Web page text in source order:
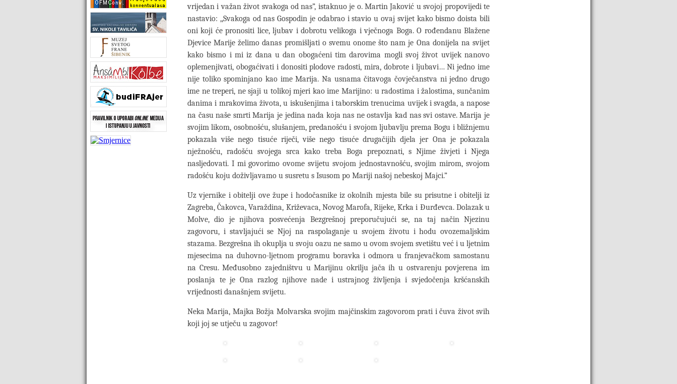
vrijedan i važan život svakoga od nas”, istaknuo je o. Martin Jaković u svojoj propovijedi te
nastavio: ,,Svakoga od nas Gospodin je odabrao i stavio u ovaj svijet kako bismo doista bili
oni koji će pronositi lice, ljubav i dobrotu velikoga i vječnoga Boga. O rođendanu Blažene
Djevice Marije želimo danas promišljati o svemu onome što nam je Ona donijela na svijet
kako bismo i mi iz dana u dan obogaćeni tim darovima mogli svoj život uvijek nanovo
oplemenjivati, obogaćivati i donositi plodove radosti, mira, dobrote i ljubavi… Ni jedno ime
nije toliko spominjano kao ime Marija. Na usnama čitavoga čovječanstva ni jedno drugo
ime ne treperi, ne sjaji u tolikoj mjeri kao ime Marijino: u radostima i žalostima, sunčanim
danima i mrakovima života, u iskušenjima i taborskim trenucima uvijek i svagda, a napose
na času naše smrti Marija je jedina nada koja nas ne ostavlja kad nas svi ostave. Marija je
svojim likom, osobnošću, slušanjem, predanošću i svojom ljubavlju prema Bogu i bližnjemu
pokazala više nego tisuće riječi, više nego tisuće drugačijih djela jer Ona je pokazala
nježnošću, radošću svojega srca kako treba Boga prepoznati, s Njime živjeti i Njega
nasljedovati. I mi govorimo ovome svijetu svojom jednostavnošću, svojim mirom, svojom
radošću koju doživljavamo u susretu s Isusom po Mariji našoj nebeskoj Majci.”
Uz vjernike i obitelji ove župe i hodočasnike iz okolnih mjesta bile su prisutne i obitelji iz
Zagreba, Čakovca, Varaždina, Križevaca, Novog Marofa, Rijeke, Krka i Đurđevca. Dolazak u
Molve, dio je njihova posvećenja Bezgrešnoj preporučujući se, na taj način Njezinu
zagovoru, i stavljajući se Njoj na raspolaganje u svojem životu i hodu ovozemaljskim
stazama. Bezgrešna ih okuplja u svoju oazu ne samo u ovom svojem svetištu već i u ljetnim
mjesecima na duhovno-ljetnom programu boravka i odmora u franjevačkom samostanu
na Cresu. Međusobno zajedništvu u Marijinu okrilju jača ih u ostvarenju povjerena im
poslanja te je Ona razlog njihove nade i ustrajnog življenja i svjedočenja kršćanskih
vrijednosti današnjem svijetu.
Neka Marija, Majka Božja Molvarska svojim majčinskim zagovorom prati i čuva život svih
koji joj se utječu u zagovor!